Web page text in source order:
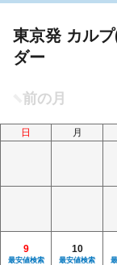
東京発 カル
ダー
日 月
9
最安値検索
10
最安値検索